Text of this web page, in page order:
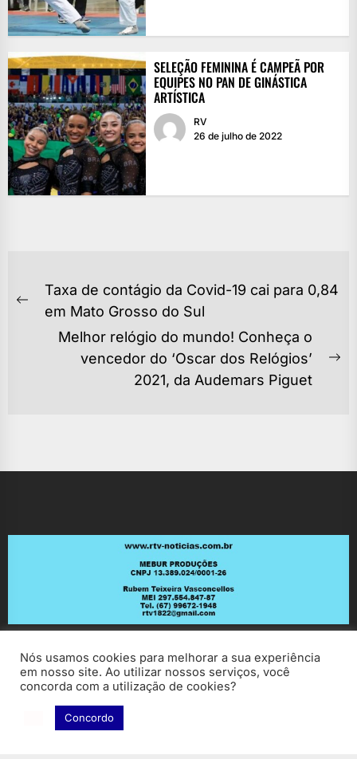
SELEÇÃO FEMININA É CAMPEÃ POR
EQUIPES NO PAN DE GINÁSTICA
ARTÍSTICA
RV
26 de julho de 2022
NAVEGAÇÃO
DEPrevious
Taxa de contágio da Covid-19 cai para 0,84
em Mato Grosso do Sul
Melhor relógio do mundo! Conheça o
vencedor do ‘Oscar dos Relógios’
2021, da Audemars Piguet
Copyright © 2026RV Notícias.
Nós usamos cookies para melhorar a sua experiência
em nosso site. Ao utilizar nossos serviços, você
concorda com a utilização de cookies?
Concordo